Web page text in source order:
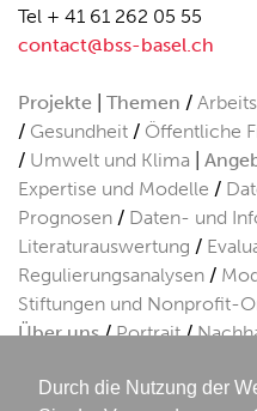
Durch die Nutzung der
Tel + 41 61 262 05 55
contact@bss-basel.ch
Projekte Themen
Gesundheit
Öffentliche
Umwelt und Klima
Expertise und Modelle
Prognosen
Daten- und
Literaturauswertung
Regulierungsanalysen
Stiftungen und Nonprofit-
Über uns
Portrait